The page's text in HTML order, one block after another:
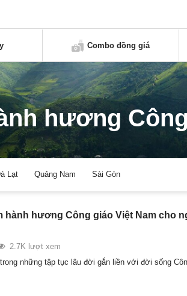
Combo đồng giá
hương
Lạt Quảng Nam Sài Gòn
hành hương Công giáo Việt Nam cho
2.7K lượt xem
những tập tục lâu đời gắn liền với đời sống